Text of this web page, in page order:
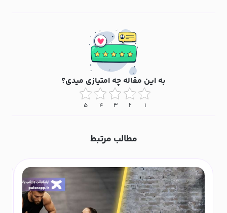
به این مقاله چه امتیازی میدی؟
۱ ۲ ۳ ۴ ۵
مطالب مرتبط